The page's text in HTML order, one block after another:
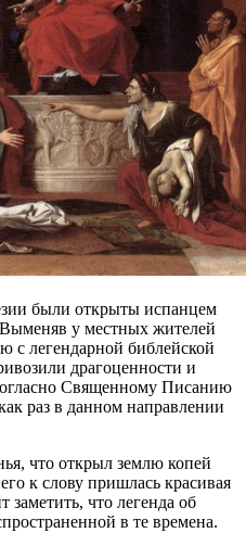
были открыты испанцем
у местных жителей
с легендарной библейской
драгоценности и
Священному Писанию
раз в данном направлении
что открыл землю копей
к слову пришлась красивая
заметить, что легенда об
в те времена.